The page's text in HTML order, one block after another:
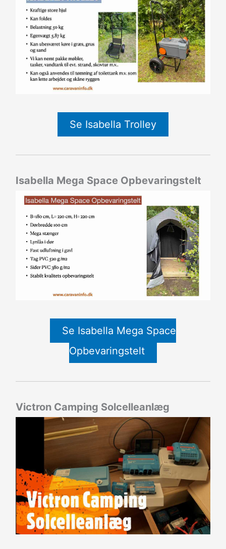
Se Isabella Trolley
Isabella Mega Space Opbevaringstelt
Se Isabella Mega Space
Opbevaringstelt
Victron Camping Solcelleanlæg